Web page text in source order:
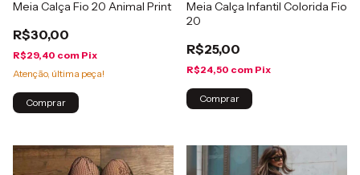
Meia Calça Fio 20 Animal Print
R$30,00
R$29,40 com Pix
Atenção, última peça!
Comprar
Meia Calça Infantil Colorida Fio
20
R$25,00
R$24,50 com Pix
Comprar